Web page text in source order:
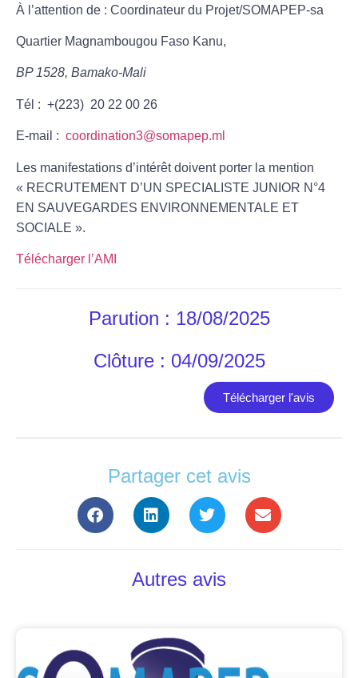
À l’attention de : Coordinateur du Projet/SOMAPEP-sa
Quartier Magnambougou Faso Kanu,
BP 1528, Bamako-Mali
Tél : +(223) 20 22 00 26
E-mail : coordination3@somapep.ml
Les manifestations d’intérêt doivent porter la mention
« RECRUTEMENT D’UN SPECIALISTE JUNIOR N°4
EN SAUVEGARDES ENVIRONNEMENTALE ET
SOCIALE ».
Télécharger l’AMI
Parution : 18/08/2025
Clôture : 04/09/2025
Télécharger l'avis
Partager cet avis
Autres avis